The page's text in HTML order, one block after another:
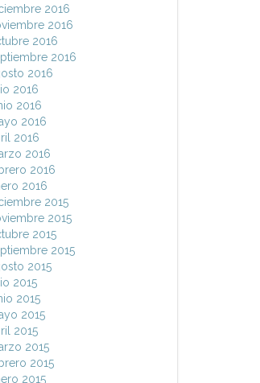
2016
2016
2016
2016
2016
2016
2016
2016
2016
2016
2016
2016
2015
2015
2015
2015
2015
2015
2015
2015
2015
2015
2015
2015